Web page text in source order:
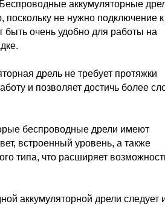
аккумуляторные
не нужно подключение к
быть очень удобно для работы на
дрель не требует протяжки
и позволяет достичь более
беспроводные дрели имеют
встроенный уровень, а также
типа, что расширяет
аккумуляторной дрели следует